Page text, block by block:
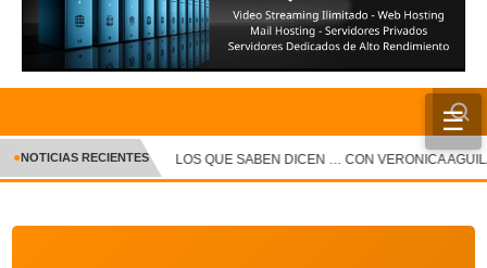
☰
INICIO
CRÓNICA
NOTICIAS RECIENTES LOS QUE SABEN DICEN … CON VERONICA